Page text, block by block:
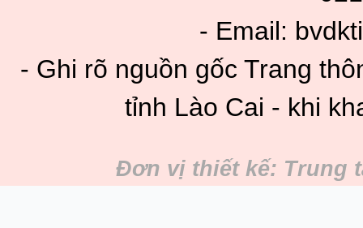
- Email:
- Ghi rõ nguồn gốc Trang
tỉnh Lào Cai - khi
Đơn vị thiết kế: Trung